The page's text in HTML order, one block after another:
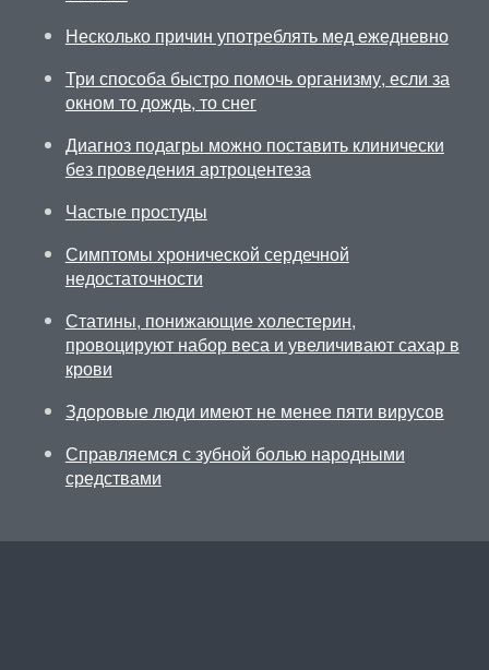
Несколько причин употреблять мед ежедневно
Три способа быстро помочь организму, если за
окном то дождь, то снег
Диагноз подагры можно поставить клинически
без проведения артроцентеза
Частые простуды
Симптомы хронической сердечной
недостаточности
Статины, понижающие холестерин,
провоцируют набор веса и увеличивают сахар в
крови
Здоровые люди имеют не менее пяти вирусов
Справляемся с зубной болью народными
средствами